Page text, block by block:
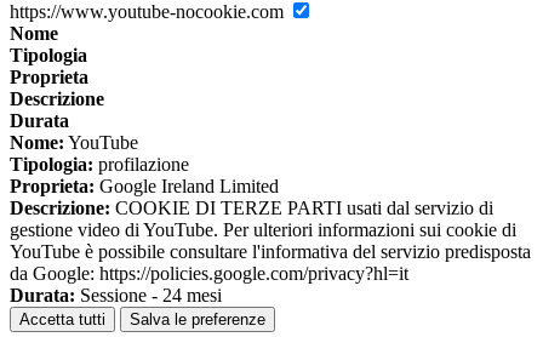
https://www.youtube-nocookie.com
Nome
Tipologia
Proprieta
Descrizione
Durata
Nome: YouTube
Tipologia: profilazione
Proprieta: Google Ireland Limited
Descrizione: COOKIE DI TERZE PARTI usati dal servizio di
gestione video di YouTube. Per ulteriori informazioni sui cookie di
YouTube è possibile consultare l'informativa del servizio predisposta
da Google: https://policies.google.com/privacy?hl=it
Durata: Sessione - 24 mesi
Accetta tutti Salva le preferenze